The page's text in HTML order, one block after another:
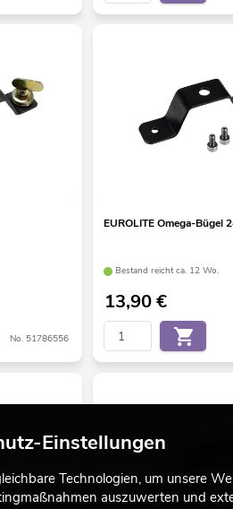
No. 51786556
EUROLITE Omega-Bügel
Bestand reicht ca. 12 Wo.
13,90€
Einstellungen
Technologien, um unsere
auszuwerten und